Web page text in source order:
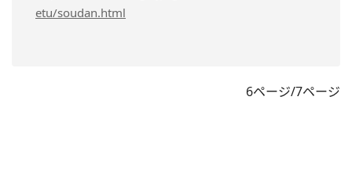
etu/soudan.html
6ページ/7ページ